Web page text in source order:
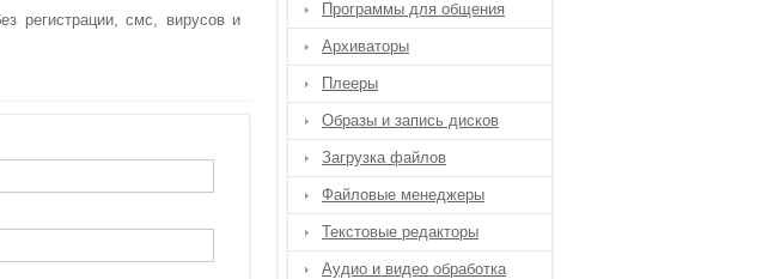
регистрации, смс, вирусов и
Программы для общения
Архиваторы
Плееры
Образы и запись дисков
Загрузка файлов
Файловые менеджеры
Текстовые редакторы
Аудио и видео обработка